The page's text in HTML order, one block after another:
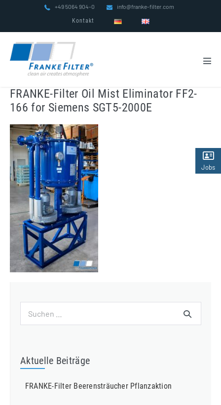
+49 5064 904-0 info@franke-filter.com
Kontakt
FRANKE-Filter Oil Mist Eliminator FF2-
166 for Siemens SGT5-2000E
nach:
Aktuelle Beiträge
FRANKE-Filter Beerensträucher Pflanzaktion
Jobs